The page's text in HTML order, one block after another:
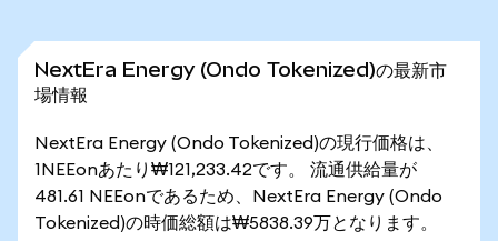
NextEra Energy (Ondo Tokenized)の最新市
場情報
NextEra Energy (Ondo Tokenized)の現行価格は、
1NEEonあたり₩121,233.42です。 流通供給量が
481.61 NEEonであるため、NextEra Energy (Ondo
Tokenized)の時価総額は₩5838.39万となります。